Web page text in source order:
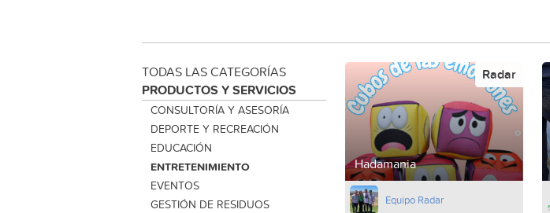
TODAS LAS CATEGORÍAS
PRODUCTOS Y SERVICIOS
CONSULTORÍA Y ASESORÍA
DEPORTE Y RECREACIÓN
EDUCACIÓN
ENTRETENIMIENTO
EVENTOS
GESTIÓN DE RESIDUOS
Hadamania
Radar
Equipo Radar